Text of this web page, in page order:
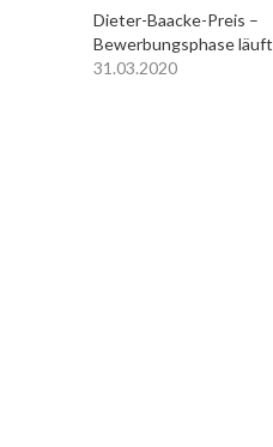
Dieter-Baacke-Preis –
Bewerbungsphase läuft
31.03.2020